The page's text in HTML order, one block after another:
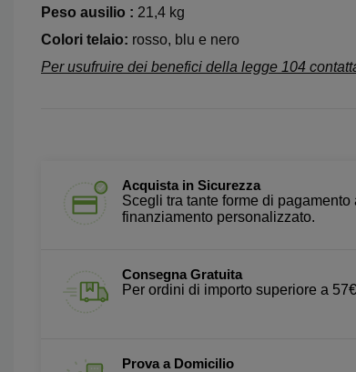
Peso ausilio : 21,4 kg
Colori telaio: rosso, blu e nero
Per usufruire dei benefici della legge 104
Acquista in Sicurezza
Scegli tra tante forme di
finanziamento personalizzato.
Consegna Gratuita
Per ordini di importo superiore a 57€
Prova a Domicilio